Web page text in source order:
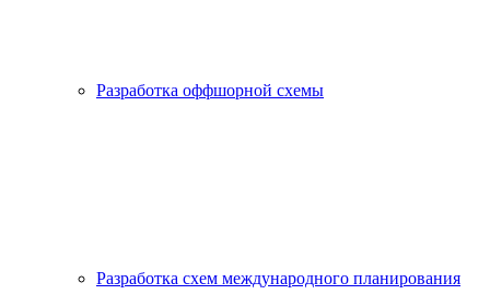
Разработка оффшорной схемы
Разработка схем международного планирования